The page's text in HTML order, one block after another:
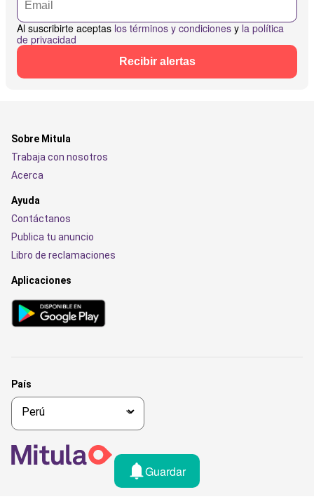
Al suscribirte aceptas los términos y condiciones y la política
de privacidad
Recibir alertas
Guardar
Sobre Mitula
Trabaja con nosotros
Acerca
Ayuda
Contáctanos
Publica tu anuncio
Libro de reclamaciones
Aplicaciones
País